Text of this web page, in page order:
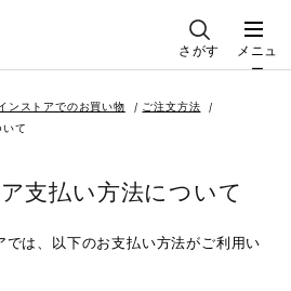
さがす
メニュ
ー
ンストアでのお買い物
ご注文方法
て
支払い方法について
では、以下のお支払い方法がご利用い